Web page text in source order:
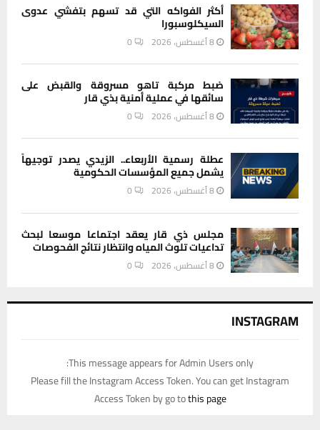
أكثر الفواكه التي قد تسهم بتفشي عدوى
السيكلوسبورا
8 أغسطس، 2026 0
ضبط مركبة تاهو مسروقة والقبض على
سائقها في عملية أمنية بذي قار
8 أغسطس، 2026 0
عطلة رسمية الأربعاء.. الزيدي يصدر توجيهاً
يشمل جميع المؤسسات الحكومية
8 أغسطس، 2026 0
مجلس ذي قار يعقد اجتماعا موسعا لبحث
تداعيات تلوث المياه وانتظار نتائج الفحوصات
8 أغسطس، 2026 0
INSTAGRAM
This message appears for Admin Users only:
Please fill the Instagram Access Token. You can get Instagram
Access Token by go tothis page